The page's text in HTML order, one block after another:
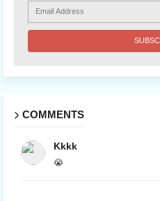
COMMENTS
Kkkk
😭